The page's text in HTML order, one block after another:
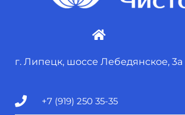
г. Липецк, шоссе Лебедянское, 3а
+7 (919) 250 35-35